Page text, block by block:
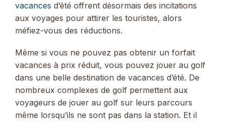
vacances d’été offrent désormais des incitations
aux voyages pour attirer les touristes, alors
méfiez-vous des réductions.
Même si vous ne pouvez pas obtenir un forfait
vacances à prix réduit, vous pouvez jouer au golf
dans une belle destination de vacances d’été. De
nombreux complexes de golf permettent aux
voyageurs de jouer au golf sur leurs parcours
même lorsqu’ils ne sont pas dans la station. Et il